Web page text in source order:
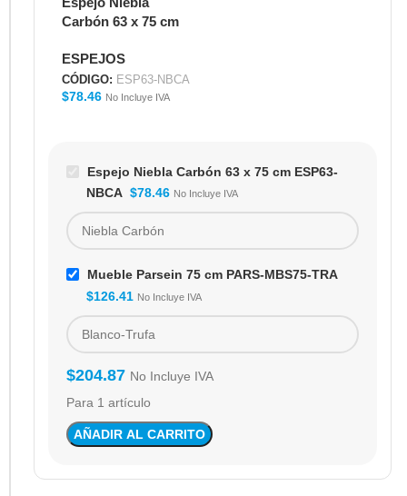
Carbón 63 x 75 cm
ESPEJOS
CÓDIGO: ESP63-NBCA
$78.46 No Incluye IVA
Espejo Niebla Carbón 63 x 75 cm ESP63-
NBCA $78.46 No Incluye IVA
Mueble Parsein 75 cm PARS-MBS75-TRA
$126.41 No Incluye IVA
$204.87 No Incluye IVA
Para 1 artículo
AÑADIR AL CARRITO